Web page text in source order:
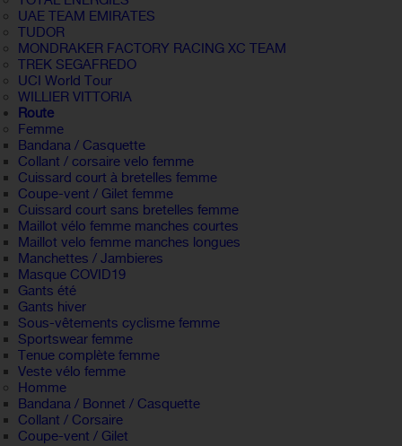
UAE TEAM EMIRATES
TUDOR
MONDRAKER FACTORY RACING XC TEAM
TREK SEGAFREDO
UCI World Tour
WILLIER VITTORIA
Route
Femme
Bandana / Casquette
Collant / corsaire velo femme
Cuissard court à bretelles femme
Coupe-vent / Gilet femme
Cuissard court sans bretelles femme
Maillot vélo femme manches courtes
Maillot velo femme manches longues
Manchettes / Jambieres
Masque COVID19
Gants été
Gants hiver
Sous-vêtements cyclisme femme
Sportswear femme
Tenue complète femme
Veste vélo femme
Homme
Bandana / Bonnet / Casquette
Collant / Corsaire
Coupe-vent / Gilet